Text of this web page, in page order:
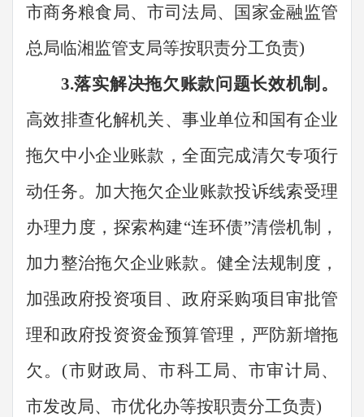
市商务粮食局、市司法局、
国家金融监管
总局临湘监管支局等按职责分工负责)
3.落实解决拖欠账款问题长效机制。
高效排查化解机关、事业单位和国有企业
拖欠中小企业账款，全面完成清欠专项行
动任务。加大拖欠企业账款投诉线索受理
办理力度，探索构建“连环债”清偿机制，
加力整治拖欠企业账款。健全法规制度，
加强政府投资项目、政府采购项目审批管
理和政府投资资金预算管理，严防新增拖
欠。 (市财政局、市科工局、市审计局、
市发改局、市优化办等按职责分工负责)